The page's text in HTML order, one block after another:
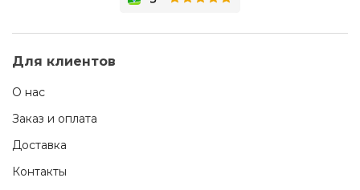
Для клиентов
О нас
Заказ и оплата
Доставка
Контакты